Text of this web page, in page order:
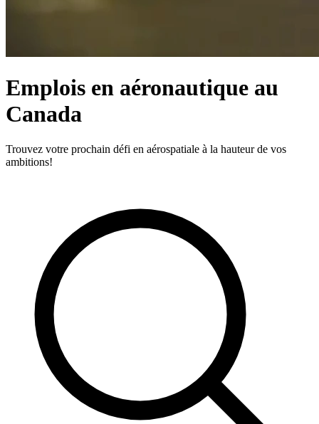
Emplois en aéronautique au
Canada
Trouvez votre prochain défi en aérospatiale à la hauteur de vos
ambitions!